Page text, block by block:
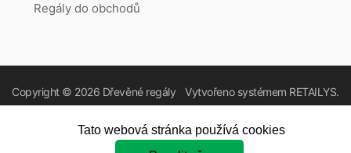
Regály do obchodů
Copyright © 2026 Dřevěné regály Vytvořeno systémem RETAILYS.
Tato webová stránka používá cookies